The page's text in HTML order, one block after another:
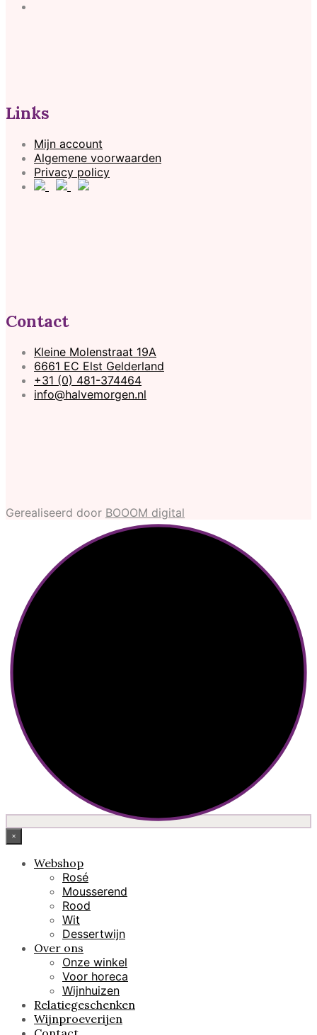
Links
Mijn account
Algemene voorwaarden
Privacy policy
Contact
Kleine Molenstraat 19A
6661 EC Elst Gelderland
+31 (0) 481-374464
info@halvemorgen.nl
Gerealiseerd door BOOOM digital
×
Webshop
Rosé
Mousserend
Rood
Wit
Dessertwijn
Over ons
Onze winkel
Voor horeca
Wijnhuizen
Relatiegeschenken
Wijnproeverijen